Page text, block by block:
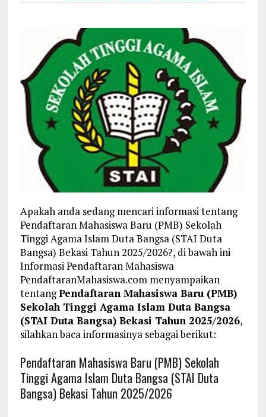
Apakah anda sedang mencari informasi tentang
Pendaftaran Mahasiswa Baru (PMB) Sekolah
Tinggi Agama Islam Duta Bangsa (STAI Duta
Bangsa) Bekasi Tahun 2025/2026?, di bawah ini
Informasi Pendaftaran Mahasiswa
PendaftaranMahasiswa.com menyampaikan
tentangPendaftaran Mahasiswa Baru (PMB)
Sekolah Tinggi Agama Islam Duta Bangsa
(STAI Duta Bangsa) Bekasi Tahun 2025/2026,
silahkan baca informasinya sebagai berikut:
Pendaftaran Mahasiswa Baru (PMB) Sekolah
Tinggi Agama Islam Duta Bangsa (STAI Duta
Bangsa) Bekasi Tahun 2025/2026